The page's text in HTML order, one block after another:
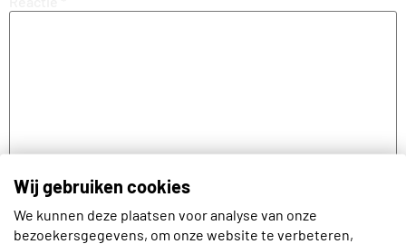
Naam
Wij gebruiken cookies
We kunnen deze plaatsen voor analyse van onze
bezoekersgegevens, om onze website te verbeteren,